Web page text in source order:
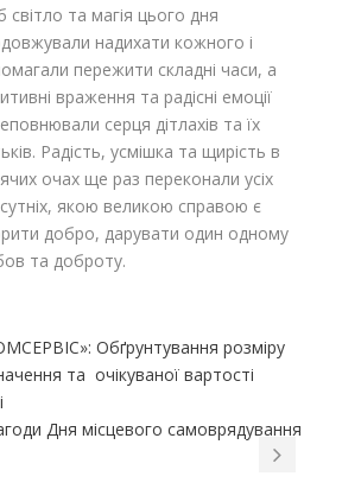
світло та магія цього дня
надихати кожного і
пережити складні часи, а
враження та радісні емоції
серця дітлахів та їх
Радість, усмішка та щирість в
очах ще раз переконали усіх
якою великою справою є
добро, дарувати один одному
та доброту.
Обґрунтування розміру
та очікуваної вартості
Дня місцевого самоврядування